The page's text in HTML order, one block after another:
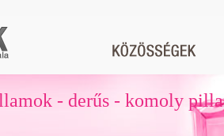
- derűs - komoly